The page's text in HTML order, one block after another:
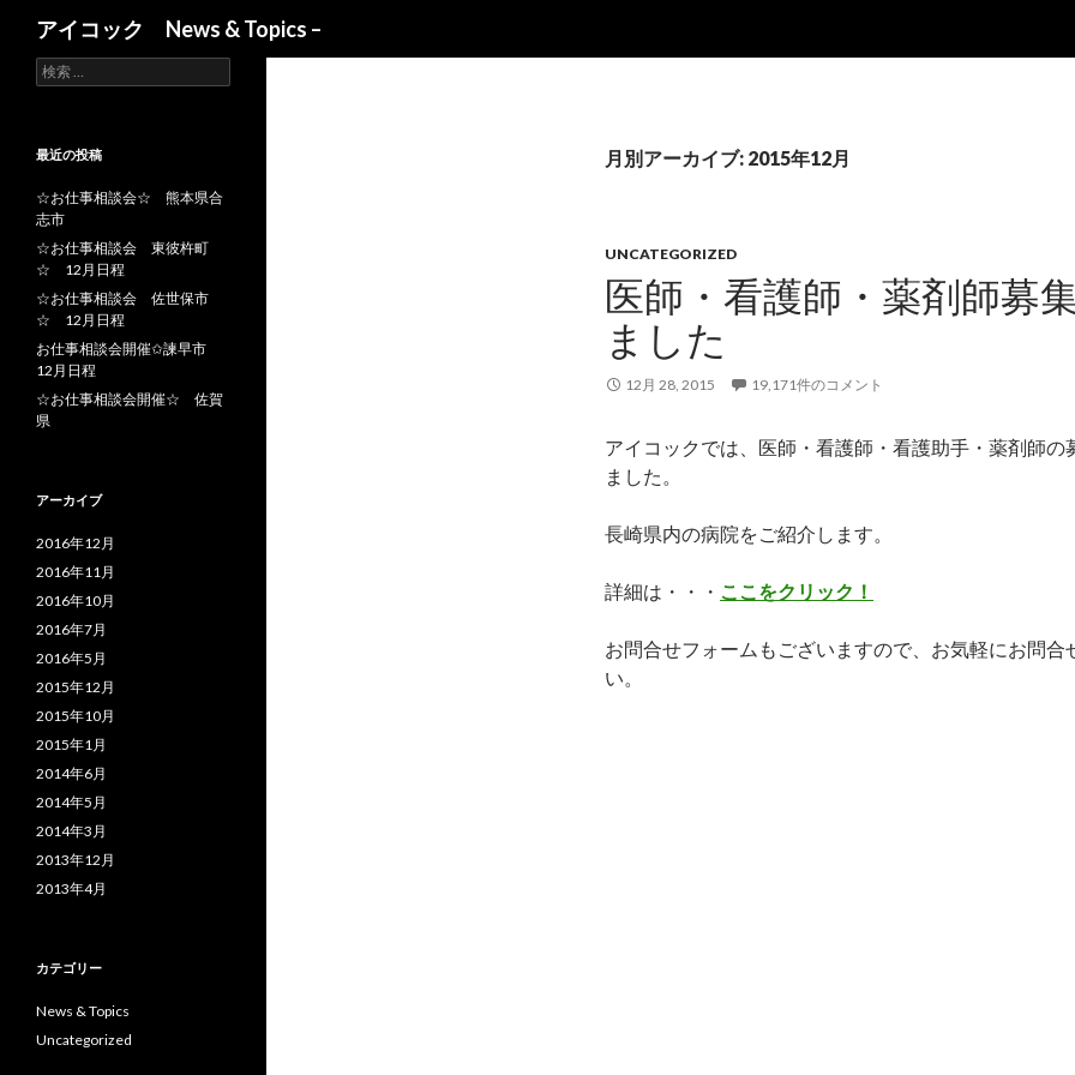
アイコック News & Topics –
月別アーカイブ: 2015年12月
UNCATEGORIZED
医師・看護師・薬剤師募
ました
12月 28, 2015 19,171件のコメント
アイコックでは、医師・看護師・看護助手・薬剤師の
ました。
長崎県内の病院をご紹介します。
詳細は・・・ ここをクリック！
お問合せフォームもございますので、お気軽にお問合
い。
検索:
最近の投稿
☆お仕事相談会☆ 熊本県合
志市
☆お仕事相談会 東彼杵町
☆ 12月日程
☆お仕事相談会 佐世保市
☆ 12月日程
お仕事相談会開催✩諫早市
12月日程
☆お仕事相談会開催☆ 佐賀
県
アーカイブ
2016年12月
2016年11月
2016年10月
2016年7月
2016年5月
2015年12月
2015年10月
2015年1月
2014年6月
2014年5月
2014年3月
2013年12月
2013年4月
カテゴリー
News & Topics
Uncategorized